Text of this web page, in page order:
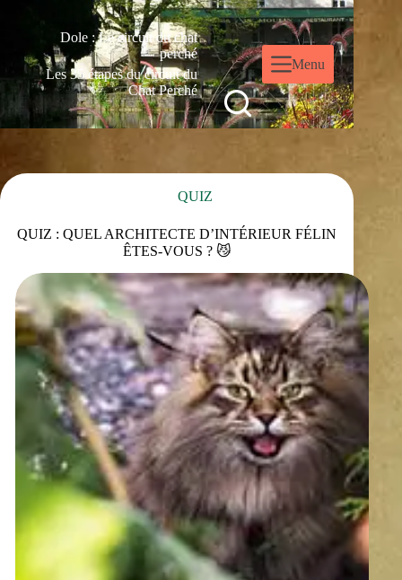
Dole : Le circuit du chat
perché
Les 35 étapes du circuit du
Chat Perché
Menu
QUIZ
QUIZ : QUEL ARCHITECTE D’INTÉRIEUR FÉLIN
ÊTES-VOUS ? 😼